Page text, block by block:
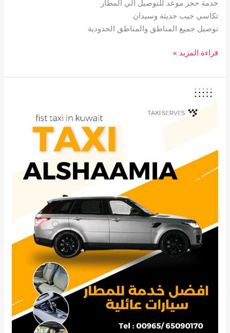
خدمة حجز موعد للتوصيل الي المطار
تكاسي جيب حديثة وسيدان
توصيل جميع المناطق والمناطق الحدودية
قراءة المزيد »
تاكسي
الشامية